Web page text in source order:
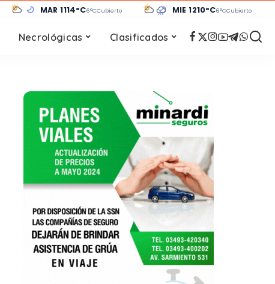
MAR 1114°C6°CCubierto MIÉ 1210°C6°CCubierto
Necrológicas Clasificados